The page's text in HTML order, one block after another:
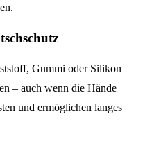
Gummi oder Silikon
– auch wenn die Hände
und ermöglichen langes